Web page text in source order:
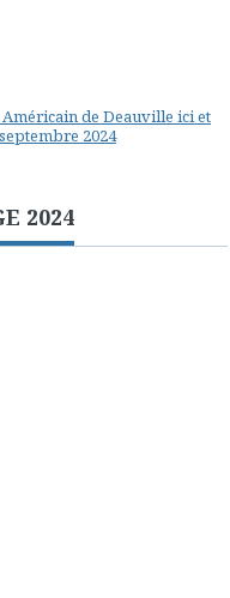
de Deauville ici et
2024
2024